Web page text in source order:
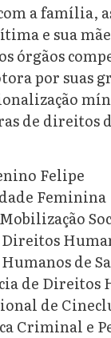
a família,
e sua
órgãos
por suas
de direitos
Felipe
Feminina
de
de Direitos
de
Criminal e